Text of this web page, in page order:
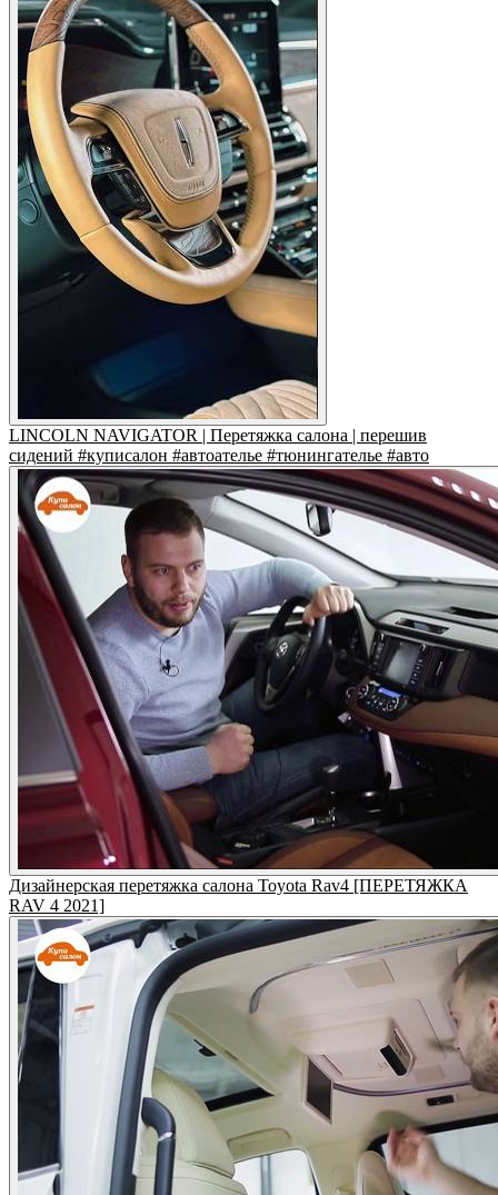
LINCOLN NAVIGATOR | Перетяжка салона | перешив
сидений #куписалон #автоателье #тюнингателье #авто
Дизайнерская перетяжка салона Toyota Rav4 [ПЕРЕТЯЖКА
RAV 4 2021]